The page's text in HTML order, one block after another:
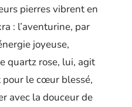
pierres vibrent en
: l’aventurine, par
joyeuse,
quartz rose, lui, agit
le cœur blessé,
avec la douceur de